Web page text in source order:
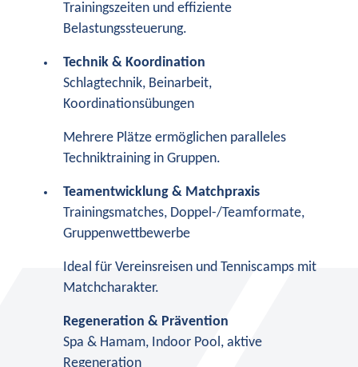
Trainingszeiten und effiziente
Belastungssteuerung.
Technik & Koordination
Schlagtechnik, Beinarbeit,
Koordinationsübungen
Mehrere Plätze ermöglichen paralleles
Techniktraining in Gruppen.
Teamentwicklung & Matchpraxis
Trainingsmatches, Doppel-/Teamformate,
Gruppenwettbewerbe
Ideal für Vereinsreisen und Tenniscamps mit
Matchcharakter.
Regeneration & Prävention
Spa & Hamam, Indoor Pool, aktive
Regeneration